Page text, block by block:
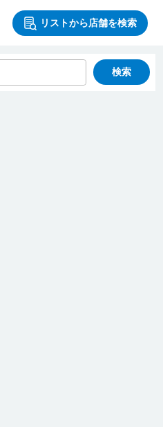
リストから店舗を検索
検索